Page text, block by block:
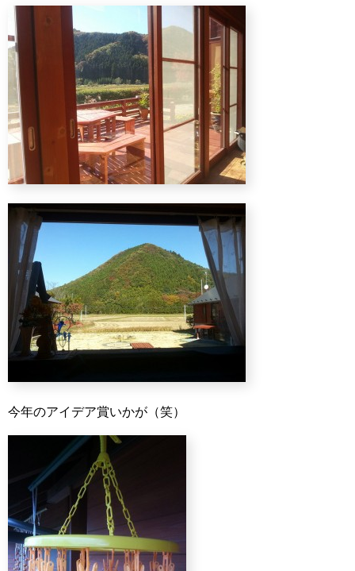
今年のアイデア賞いかが（笑）